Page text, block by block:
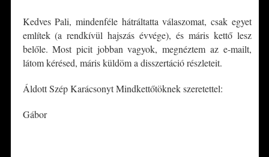
Kedves Pali, mindenféle hátráltatta válaszomat, csak egyet
említek (a rendkívül hajszás évvége), és máris kettő lesz
belőle. Most picit jobban vagyok, megnéztem az e-mailt,
látom kérésed, máris küldöm a disszertáció részleteit.
Áldott Szép Karácsonyt Mindkettőtöknek szeretettel:
Gábor